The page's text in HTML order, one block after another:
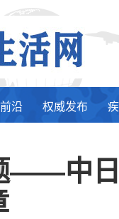
沿 权威发布
——中